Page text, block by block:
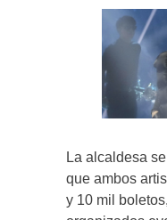
La alcaldesa
que ambos
y 10 mil